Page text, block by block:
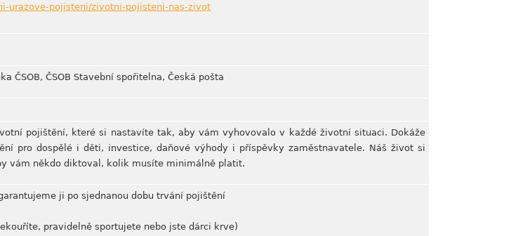
urazove-pojisteni/zivotni-pojisteni-nas-zivot
ČSOB, ČSOB Stavební spořitelna, Česká pošta
pojištění, které si nastavíte tak, aby vám vyhovovalo v každé životní situaci. Dokáže
pro dospělé i děti, investice, daňové výhody i příspěvky zaměstnavatele. Náš život si
vám někdo diktoval, kolik musíte minimálně platit.
ji po sjednanou dobu trvání pojištění
pravidelně sportujete nebo jste dárci krve)